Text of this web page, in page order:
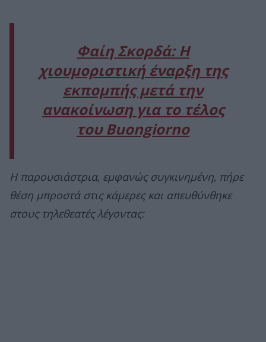
Φαίη Σκορδά: Η
χιουμοριστική έναρξη της
εκπομπής μετά την
ανακοίνωση για το τέλος
του Buongiorno
Η παρουσιάστρια, εμφανώς συγκινημένη, πήρε
θέση μπροστά στις κάμερες και απευθύνθηκε
στους τηλεθεατές λέγοντας: